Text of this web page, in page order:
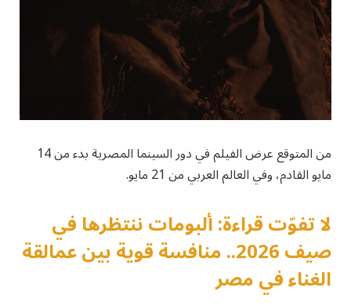
من المتوقع عرض الفيلم في دور السينما المصرية بدء من 14
مايو القادم، وفي العالم العربي من 21 مايو.
لا تفوّت قراءة: ألبومات ننتظرها في
صيف 2026.. منافسة قوية بين عمالقة
الغناء في مصر